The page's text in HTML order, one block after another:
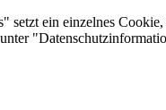
ein einzelnes